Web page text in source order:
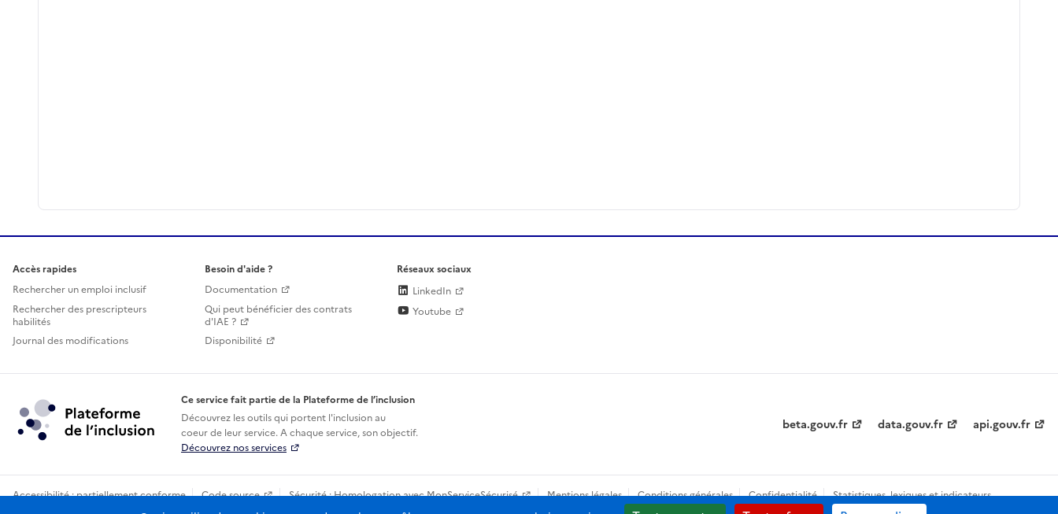
Accès rapides
Rechercher un emploi inclusif
Rechercher des prescripteurs
habilités
Journal des modifications
Besoin d'aide ?
Documentation
Qui peut bénéficier des contrats
d'IAE ?
Disponibilité
Réseaux sociaux
LinkedIn
Youtube
Ce service fait partie de la Plateforme de l’inclusion
Découvrez les outils qui portent l'inclusion au
coeur de leur service. A chaque service, son objectif.
Découvrez nos services
beta.gouv.fr data.gouv.fr api.gouv.fr
Accessibilité : partiellement conforme Code source Sécurité : Homologation avec MonServiceSécurisé Mentions légales Conditions générales Confidentialité
Statistiques, lexiques et indicateurs